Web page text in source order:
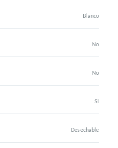
Blanco
No
No
Si
Desechable